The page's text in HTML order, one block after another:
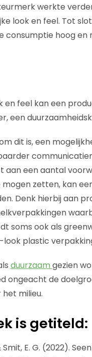
werkte
look en feel. Tot
hoog en
en feel kan een
een
dit is, een
aan een aantal
zetten, kan
Denk hierbij aan
soms ook als
plastic
duurzaam gezien
ongeacht de
milieu.
is getiteld:
Smit, E. G. (2022).